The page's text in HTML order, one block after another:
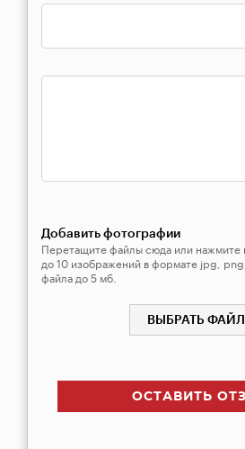
Добавить фотографии
Перетащите файлы сюда или нажмите
до 10 изображений в формате jpg,
файла до 5 мб.
ВЫБРАТЬ
ОСТАВИТЬ